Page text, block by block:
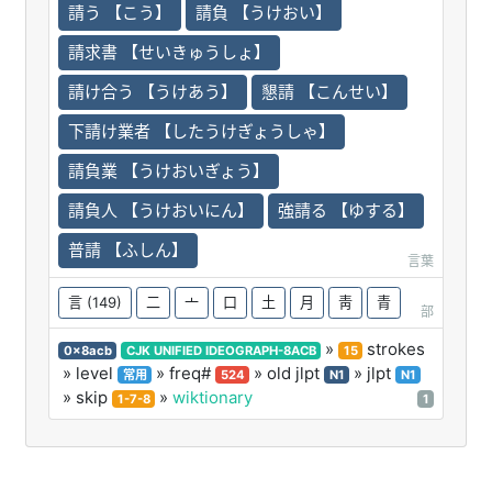
請う 【こう】
請負 【うけおい】
請求書 【せいきゅうしょ】
請け合う 【うけあう】
懇請 【こんせい】
下請け業者 【したうけぎょうしゃ】
請負業 【うけおいぎょう】
請負人 【うけおいにん】
強請る 【ゆする】
普請 【ふしん】
言葉
言 (149) 二 亠 口 土 月 靑 青
部
0x8acb CJK UNIFIED IDEOGRAPH-8ACB » 15
strokes
» level
常用 » freq# 524 » old jlpt N1 » jlpt N1
» skip 1-7-8 » wiktionary 1